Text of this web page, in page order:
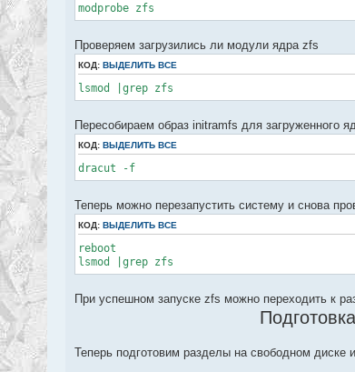
modprobe zfs
Проверяем загрузились ли модули ядра zfs
КОД: ВЫДЕЛИТЬ ВСЕ
lsmod |grep zfs
Пересобираем образ initramfs для загруженного
КОД: ВЫДЕЛИТЬ ВСЕ
dracut -f
Теперь можно перезапустить систему и снова
КОД: ВЫДЕЛИТЬ ВСЕ
reboot
lsmod |grep zfs
При успешном запуске zfs можно переходить к
Теперь подготовим разделы на свободном